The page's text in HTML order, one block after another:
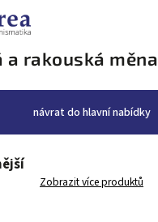
a rakouská měna
návrat do hlavní nabídky
Zobrazit více produktů